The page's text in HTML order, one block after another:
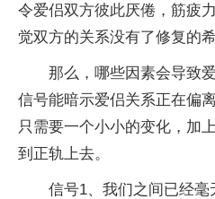
令爱侣双方彼此厌倦，筋疲
觉双方的关系没有了修复的希
那么，哪些因素会导致
信号能暗示爱侣关系正在偏
只需要一个小小的变化，加
到正轨上去。
信号1、我们之间已经毫